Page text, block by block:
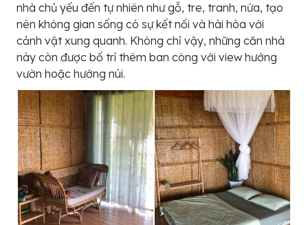
nhà chủ yếu đến tự nhiên như gỗ, tre, tranh, nứa, tạo
nên không gian sống có sự kết nối và hài hòa với
cảnh vật xung quanh. Không chỉ vậy, những căn nhà
này còn được bố trí thêm ban công với view hướng
vườn hoặc hướng núi.